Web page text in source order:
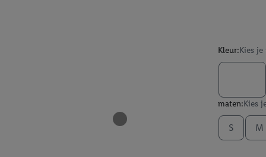
Kleur:Kies
maten:Kies
S M